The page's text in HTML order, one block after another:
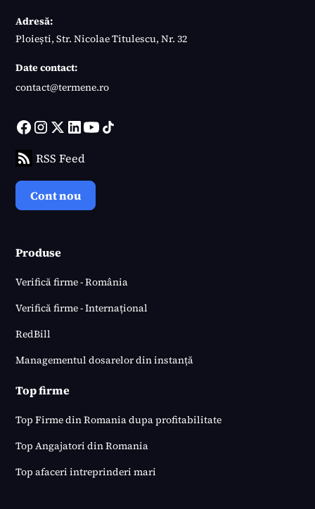
Adresă:
Ploiești, Str. Nicolae Titulescu, Nr. 32
Date contact:
contact@termene.ro
RSS Feed
Cont nou
Produse
Verifică firme - România
Verifică firme - Internațional
RedBill
Managementul dosarelor din instanță
Top firme
Top Firme din Romania dupa profitabilitate
Top Angajatori din Romania
Top afaceri intreprinderi mari